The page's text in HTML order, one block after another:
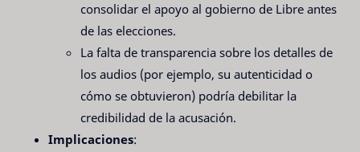
consolidar el apoyo al gobierno de Libre antes
de las elecciones.
La falta de transparencia sobre los detalles de
los audios (por ejemplo, su autenticidad o
cómo se obtuvieron) podría debilitar la
credibilidad de la acusación.
Implicaciones: